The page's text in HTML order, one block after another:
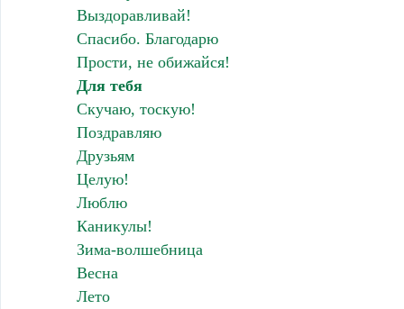
Выздоравливай!
Спасибо. Благодарю
Прости, не обижайся!
Для тебя
Скучаю, тоскую!
Поздравляю
Друзьям
Целую!
Люблю
Каникулы!
Зима-волшебница
Весна
Лето